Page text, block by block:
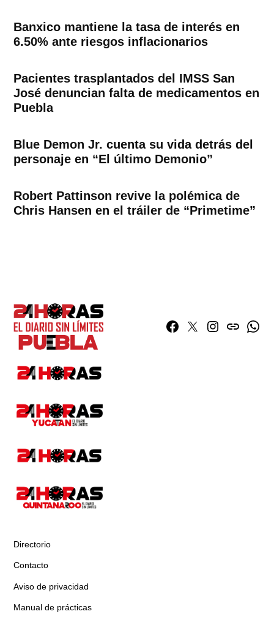
Banxico mantiene la tasa de interés en
6.50% ante riesgos inflacionarios
Pacientes trasplantados del IMSS San
José denuncian falta de medicamentos en
Puebla
Blue Demon Jr. cuenta su vida detrás del
personaje en “El último Demonio”
Robert Pattinson revive la polémica de
Chris Hansen en el tráiler de “Primetime”
Facebook
TwitterInstagram
issuu
Directorio
Contacto
Aviso de privacidad
Manual de prácticas